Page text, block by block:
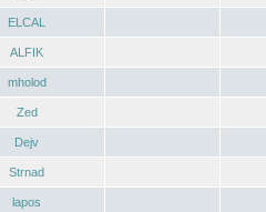
ELCAL
ALFIK
mholod
Zed
Dejv
Strnad
lapos